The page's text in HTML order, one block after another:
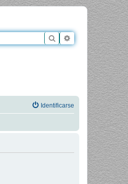
Buscar Búsqueda
Identificarse